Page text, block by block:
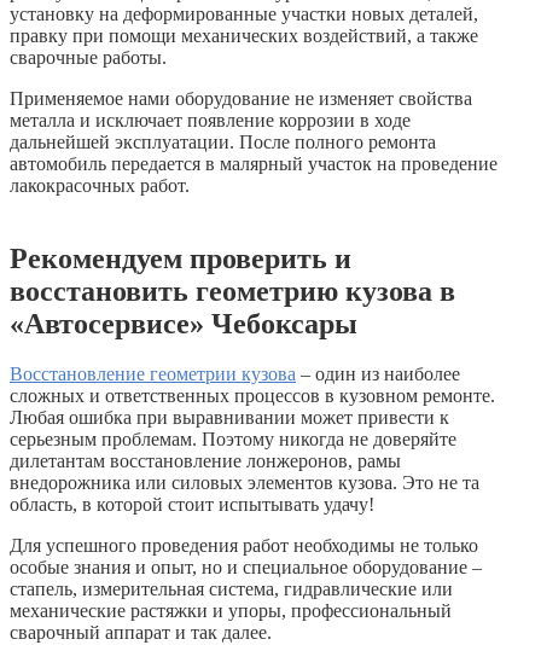
установку на деформированные участки новых деталей,
правку при помощи механических воздействий, а также
сварочные работы.
Применяемое нами оборудование не изменяет свойства
металла и исключает появление коррозии в ходе
дальнейшей эксплуатации. После полного ремонта
автомобиль передается в малярный участок на проведение
лакокрасочных работ.
Рекомендуем проверить и
восстановить геометрию кузова в
«Автосервисе» Чебоксары
Восстановление геометрии кузова – один из наиболее
сложных и ответственных процессов в кузовном ремонте.
Любая ошибка при выравнивании может привести к
серьезным проблемам. Поэтому никогда не доверяйте
дилетантам восстановление лонжеронов, рамы
внедорожника или силовых элементов кузова. Это не та
область, в которой стоит испытывать удачу!
Для успешного проведения работ необходимы не только
особые знания и опыт, но и специальное оборудование –
стапель, измерительная система, гидравлические или
механические растяжки и упоры, профессиональный
сварочный аппарат и так далее.